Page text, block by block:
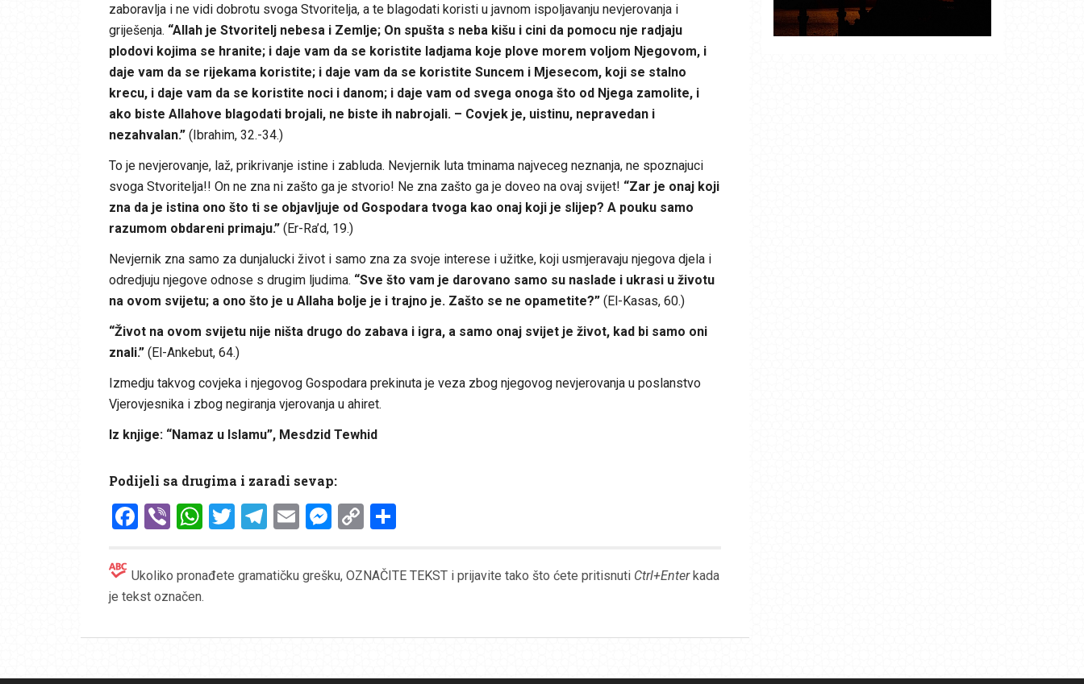
zaboravlja i ne vidi dobrotu svoga Stvoritelja, a te blagodati koristi u javnom ispoljavanju nevjerovanja i
griješenja. “Allah je Stvoritelj nebesa i Zemlje; On spušta s neba kišu i cini da pomocu nje radjaju
plodovi kojima se hranite; i daje vam da se koristite ladjama koje plove morem voljom Njegovom, i
daje vam da se rijekama koristite; i daje vam da se koristite Suncem i Mjesecom, koji se stalno
krecu, i daje vam da se koristite noci i danom; i daje vam od svega onoga što od Njega zamolite, i
ako biste Allahove blagodati brojali, ne biste ih nabrojali. – Covjek je, uistinu, nepravedan i
nezahvalan.”(Ibrahim, 32.-34.)
To je nevjerovanje, laž, prikrivanje istine i zabluda. Nevjernik luta tminama najveceg neznanja, ne spoznajuci
svoga Stvoritelja!! On ne zna ni zašto ga je stvorio! Ne zna zašto ga je doveo na ovaj svijet! “Zar je onaj koji
zna da je istina ono što ti se objavljuje od Gospodara tvoga kao onaj koji je slijep? A pouku samo
razumom obdareni primaju.”(Er-Ra’d, 19.)
Nevjernik zna samo za dunjalucki život i samo zna za svoje interese i užitke, koji usmjeravaju njegova djela i
odredjuju njegove odnose s drugim ljudima. “Sve što vam je darovano samo su naslade i ukrasi u životu
na ovom svijetu; a ono što je u Allaha bolje je i trajno je. Zašto se ne opametite?”(El-Kasas, 60.)
“Život na ovom svijetu nije ništa drugo do zabava i igra, a samo onaj svijet je život, kad bi samo oni
znali.”(El-Ankebut, 64.)
Izmedju takvog covjeka i njegovog Gospodara prekinuta je veza zbog njegovog nevjerovanja u poslanstvo
Vjerovjesnika i zbog negiranja vjerovanja u ahiret.
Iz knjige: “Namaz u Islamu”, Mesdzid Tewhid
Podijeli sa drugima i zaradi sevap:
Facebook
ViberWhatsApp
Twitter
Telegram
EmailMessenger
CopyShare
Ukoliko pronađete gramatičku grešku, OZNAČITE TEKST i prijavite tako što ćete pritisnuti Ctrl+Enterkada
je tekst označen.